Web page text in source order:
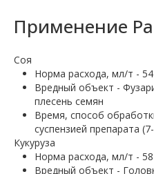
Применение
Соя
Норма расхода, мл/т -
Вредный объект -
плесень семян
Время, способ
суспензией препарата
Кукуруза
Норма расхода, мл/т -
Вредный объект -